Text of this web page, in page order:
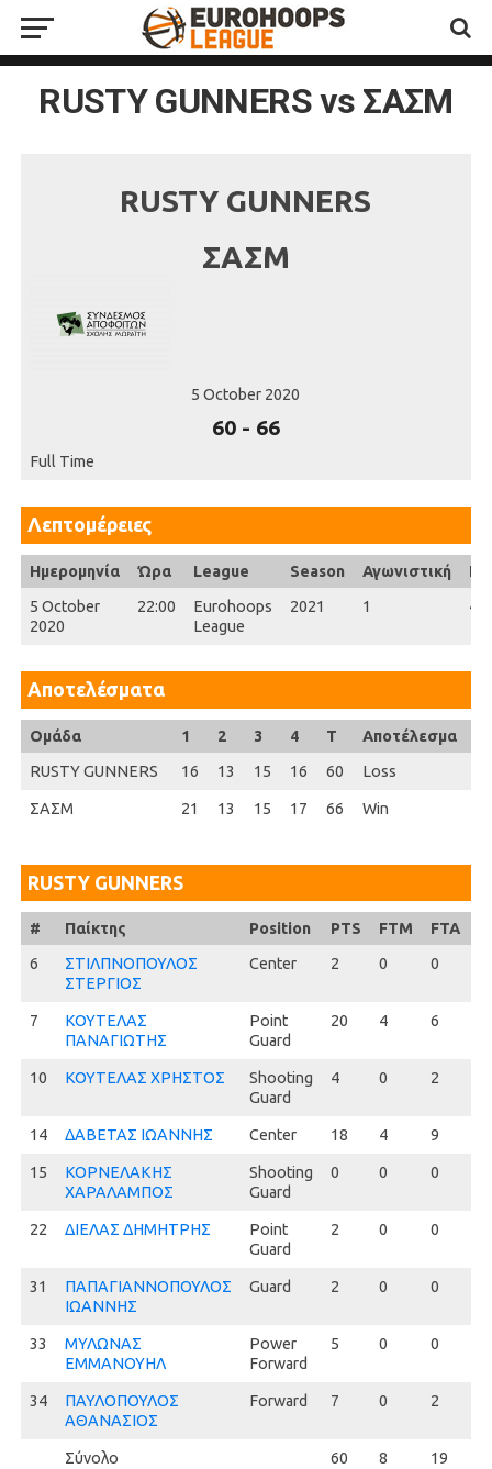
RUSTY GUNNERS vs ΣΑΣΜ
RUSTY GUNNERS
ΣΑΣΜ
5 October 2020
60- 66
Full Time
Λεπτομέρειες
Ημερομηνία Ώρα League Season Αγωνιστική
5 October
2020
22:00
Eurohoops
League
2021 1 40'
Αποτελέσματα
Ομάδα 1 2 3 4 T
Αποτέλεσμα
RUSTY GUNNERS
16 13 15 16 60 Loss
ΣΑΣΜ 21 13 15 17 66 Win
RUSTY GUNNERS
#
6
7
10
14
15
22
31
33
34
# Παίκτης Position PTS FTM FTA
6
ΣΤΙΛΠΝΟΠΟΥΛΟΣ
ΣΤΕΡΓΙΟΣ
Center 2 0 0
7
ΚΟΥΤΕΛΑΣ
ΠΑΝΑΓΙΩΤΗΣ
Point
Guard
20 4 6
10 ΚΟΥΤΕΛΑΣ ΧΡΗΣΤΟΣ
Shooting
Guard
4 0 2
14 ΔΑΒΕΤΑΣ ΙΩΑΝΝΗΣ Center 18 4 9
15
ΚΟΡΝΕΛΑΚΗΣ
ΧΑΡΑΛΑΜΠΟΣ
Shooting
Guard
0 0 0
22 ΔΙΕΛΑΣ ΔΗΜΗΤΡΗΣ
Point
Guard
2 0 0
31
ΠΑΠΑΓΙΑΝΝΟΠΟΥΛΟΣ
ΙΩΑΝΝΗΣ
Guard 2 0 0
33
ΜΥΛΩΝΑΣ
ΕΜΜΑΝΟΥΗΛ
Power
Forward
5 0 0
34
ΠΑΥΛΟΠΟΥΛΟΣ
ΑΘΑΝΑΣΙΟΣ
Forward 7 0 2
Σύνολο 60 8 19